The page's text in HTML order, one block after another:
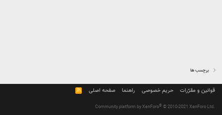
برچسب ها
قوانین و مقرّرات حریم خصوصی راهنما صفحه اصلی
R
S
Community platform by XenForo® © 2010-2021 XenForo Ltd.